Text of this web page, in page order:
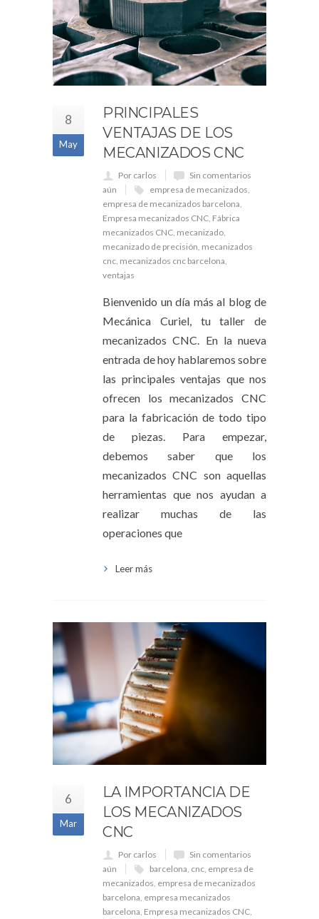
8
May
PRINCIPALES
VENTAJAS DE LOS
MECANIZADOS CNC
Por carlos
Sin comentarios
aún
empresa de mecanizados,
empresa de mecanizados barcelona,
Empresa mecanizados CNC, Fábrica
mecanizados CNC, mecanizado,
mecanizado de precisión, mecanizados
cnc, mecanizados cnc barcelona,
ventajas
Bienvenido un día más al blog de
Mecánica Curiel, tu taller de
mecanizados CNC. En la nueva
entrada de hoy hablaremos sobre
las principales ventajas que nos
ofrecen los mecanizados CNC
para la fabricación de todo tipo
de piezas. Para empezar,
debemos saber que los
mecanizados CNC son aquellas
herramientas que nos ayudan a
realizar muchas de las
operaciones que
Leer más
6
Mar
LA IMPORTANCIA DE
LOS MECANIZADOS
CNC
Por carlos
Sin comentarios
aún
barcelona cnc empresa de
mecanizados empresa de mecanizados
barcelona empresa mecanizados
barcelona Empresa mecanizados CNC